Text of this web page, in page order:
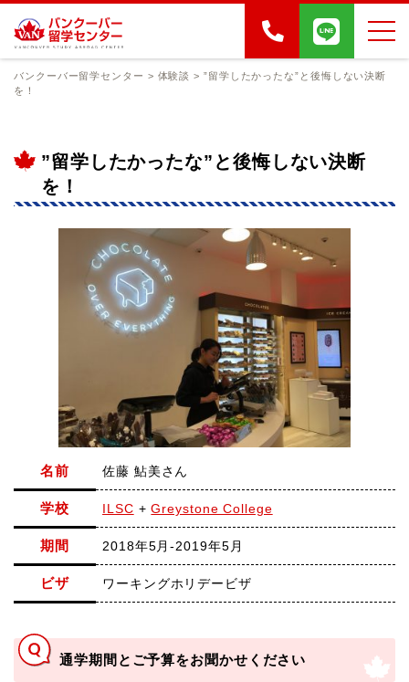
バンクーバー留学センター > 体験談 > ”留学したかったな”と後悔しない決断
を！
”留学したかったな”と後悔しない決断
を！
名前 佐藤 鮎美さん
学校 ILSC +Greystone College
期間 2018年5月-2019年5月
ビザ ワーキングホリデービザ
通学期間とご予算をお聞かせください